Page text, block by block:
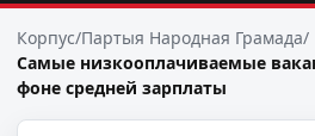
Корпус/Партыя Народная Грамада/
Самые низкооплачиваемые
фоне средней зарплаты